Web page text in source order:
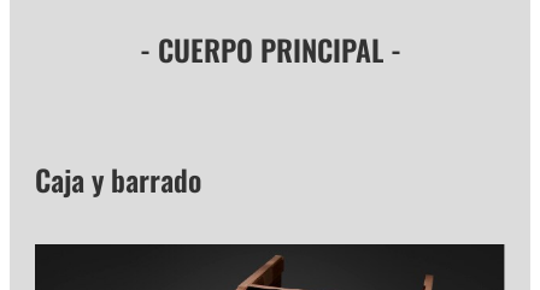
- CUERPO PRINCIPAL -
Caja y barrado